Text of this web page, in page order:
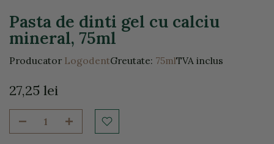
Pasta de dinti gel cu calciu
mineral, 75ml
Producator LogodentGreutate: 75mlTVA inclus
27,25 lei